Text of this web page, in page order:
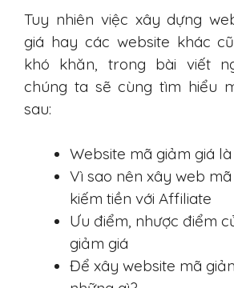
Tuy nhiên việc xây dựng
giá hay các website khác
khó khăn, trong bài viết
chúng ta sẽ cùng tìm hiểu
sau:
Website mã giảm giá là
Vì sao nên xây web
kiếm tiền với Affiliate
Ưu điểm, nhược điểm
giảm giá
Để xây website mã